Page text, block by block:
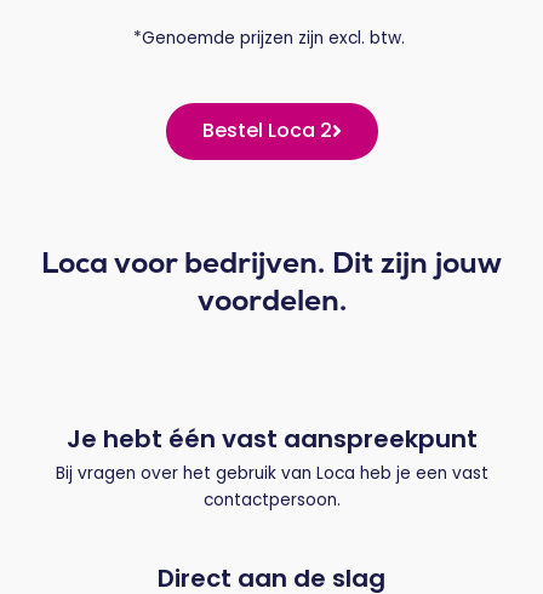
*Genoemde prijzen zijn excl. btw.
Bestel Loca 2
Loca voor bedrijven. Dit zijn jouw
voordelen.​
Je hebt één vast aanspreekpunt
Bij vragen over het gebruik van Loca heb je een vast
contactpersoon.
Direct aan de slag